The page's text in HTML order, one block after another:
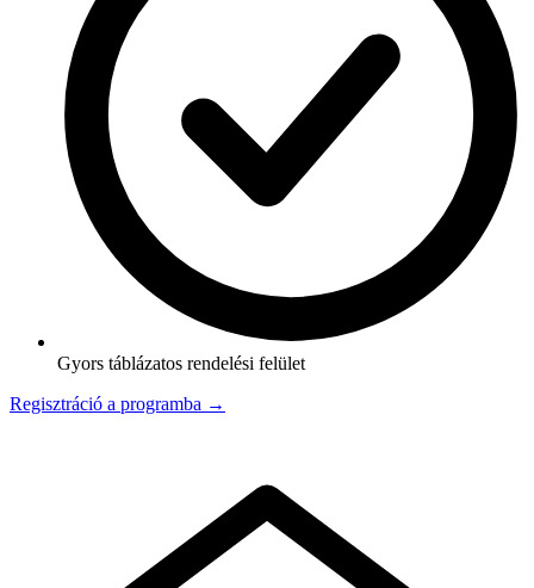
Gyors táblázatos rendelési felület
Regisztráció a programba →